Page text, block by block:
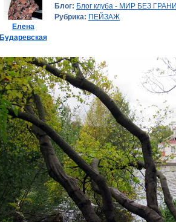
Елена
Бударевская
Блог: Блог клуба - МИР БЕЗ
Рубрика: ПЕЙЗАЖ